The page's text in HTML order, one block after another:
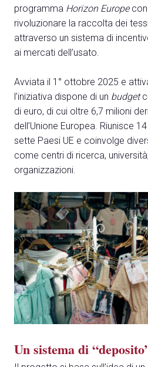
CLICCA QUI
AREA RISERVATA
person
EVENTI & CORSI
event
programma Horizon Europecon
rivoluzionare la raccolta dei
attraverso un sistema di
ai mercati dell’usato.
Avviata il 1° ottobre 2025 e
l’iniziativa dispone di un budget
di euro, di cui oltre 6,7 milioni
dell’Unione Europea. Riunisce
sette Paesi UE e coinvolge
come centri di ricerca,
organizzazioni.
Un sistema di